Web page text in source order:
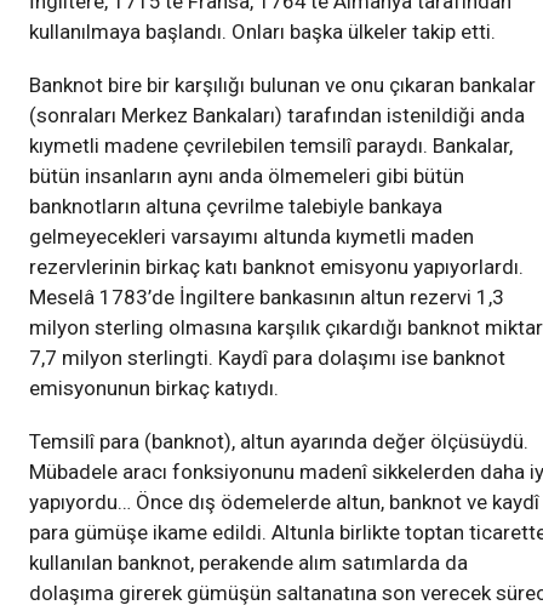
kullanılmaya başlandı. Onları başka ülkeler takip etti.
Banknot bire bir karşılığı bulunan ve onu çıkaran bankalar
(sonraları Merkez Bankaları) tarafından istenildiği anda
kıymetli madene çevrilebilen temsilî paraydı. Bankalar,
bütün insanların aynı anda ölmemeleri gibi bütün
banknotların altuna çevrilme talebiyle bankaya
gelmeyecekleri varsayımı altunda kıymetli maden
rezervlerinin birkaç katı banknot emisyonu yapıyorlardı.
Meselâ 1783’de İngiltere bankasının altun rezervi 1,3
milyon sterling olmasına karşılık çıkardığı banknot
7,7 milyon sterlingti. Kaydî para dolaşımı ise banknot
emisyonunun birkaç katıydı.
Temsilî para (banknot), altun ayarında değer ölçüsüydü.
Mübadele aracı fonksiyonunu madenî sikkelerden daha
yapıyordu… Önce dış ödemelerde altun, banknot ve kaydî
para gümüşe ikame edildi. Altunla birlikte toptan
kullanılan banknot, perakende alım satımlarda da
dolaşıma girerek gümüşün saltanatına son verecek